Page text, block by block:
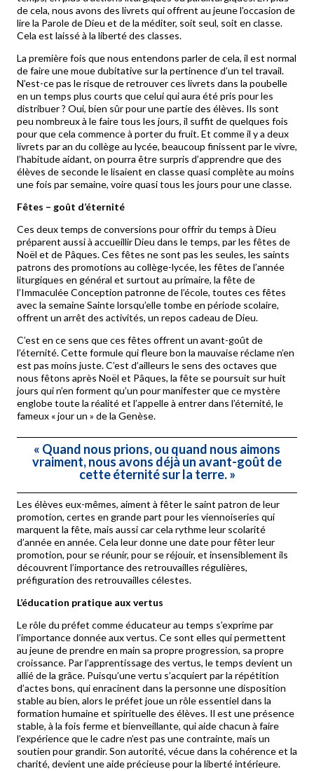
de cela, nous avons des livrets qui offrent au jeune l’occasion de
lire la Parole de Dieu et de la méditer, soit seul, soit en classe.
Cela est laissé à la liberté des classes.
La première fois que nous entendons parler de cela, il est normal
de faire une moue dubitative sur la pertinence d’un tel travail.
N’est-ce pas le risque de retrouver ces livrets dans la poubelle
en un temps plus courts que celui qui aura été pris pour les
distribuer ? Oui, bien sûr pour une partie des élèves. Ils sont
peu nombreux à le faire tous les jours, il suffit de quelques fois
pour que cela commence à porter du fruit. Et comme il y a deux
livrets par an du collège au lycée, beaucoup finissent par le vivre,
l’habitude aidant, on pourra être surpris d’apprendre que des
élèves de seconde le lisaient en classe quasi complète au moins
une fois par semaine, voire quasi tous les jours pour une classe.
Fêtes – goût d’éternité
Ces deux temps de conversions pour offrir du temps à Dieu
préparent aussi à accueillir Dieu dans le temps, par les fêtes de
Noël et de Pâques. Ces fêtes ne sont pas les seules, les saints
patrons des promotions au collège-lycée, les fêtes de l’année
liturgiques en général et surtout au primaire, la fête de
l’Immaculée Conception patronne de l’école, toutes ces fêtes
avec la semaine Sainte lorsqu’elle tombe en période scolaire,
offrent un arrêt des activités, un repos cadeau de Dieu.
C’est en ce sens que ces fêtes offrent un avant-goût de
l’éternité. Cette formule qui fleure bon la mauvaise réclame n’en
est pas moins juste. C’est d’ailleurs le sens des octaves que
nous fêtons après Noël et Pâques, la fête se poursuit sur huit
jours qui n’en forment qu’un pour manifester que ce mystère
englobe toute la réalité et l’appelle à entrer dans l’éternité, le
fameux « jour un » de la Genèse.
« Quand nous prions, ou quand nous aimons
vraiment, nous avons déjà un avant-goût de
cette éternité sur la terre.»
Les élèves eux-mêmes, aiment à fêter le saint patron de leur
promotion, certes en grande part pour les viennoiseries qui
marquent la fête, mais aussi car cela rythme leur scolarité
d’année en année. Cela leur donne une date pour fêter leur
promotion, pour se réunir, pour se réjouir, et insensiblement ils
découvrent l’importance des retrouvailles régulières,
préfiguration des retrouvailles célestes.
L’éducation pratique aux vertus
Le rôle du préfet comme éducateur au temps s’exprime par
l’importance donnée aux vertus. Ce sont elles qui permettent
au jeune de prendre en main sa propre progression, sa propre
croissance. Par l’apprentissage des vertus, le temps devient un
allié de la grâce. Puisqu’une vertu s’acquiert par la répétition
d’actes bons, qui enracinent dans la personne une disposition
stable au bien, alors le préfet joue un rôle essentiel dans la
formation humaine et spirituelle des élèves. Il est une présence
stable, à la fois ferme et bienveillante, qui aide chacun à faire
l’expérience que le cadre n’est pas une contrainte, mais un
soutien pour grandir. Son autorité, vécue dans la cohérence et la
charité, devient une aide précieuse pour la liberté intérieure.